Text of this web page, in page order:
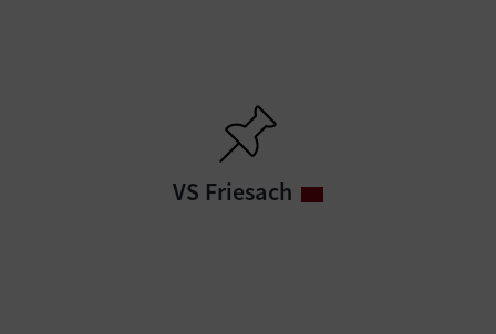
VS Friesach